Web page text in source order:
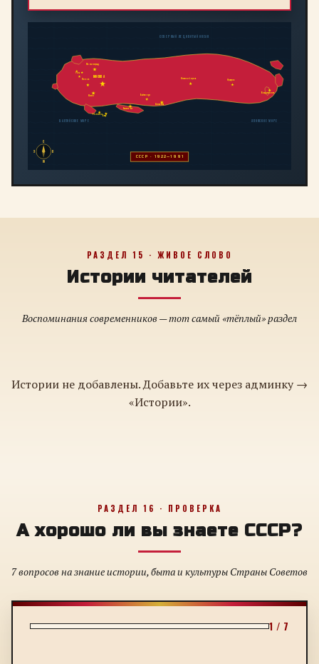
МОСКВА
Ленинград
Киев
Минск
Ташкент
Алма-Ата
Байконур
Новосибирск Иркутск
Владивосток
ТбилисиБаку
Рига
С
Ю
З
В
СССР · 1922—1991
БАЛТИЙСКОЕ МОРЕ
СЕВЕРНЫЙ ЛЕДОВИТЫЙ ОКЕАН
ЯПОНСКОЕ МОРЕ
РАЗДЕЛ 15 · ЖИВОЕ СЛОВО
Истории читателей
Воспоминания современников — тот самый «тёплый» раздел
Истории не добавлены. Добавьте их через админку →
«Истории».
РАЗДЕЛ 16 · ПРОВЕРКА
А хорошо ли вы знаете СССР?
7 вопросов на знание истории, быта и культуры Страны Советов
1 / 7